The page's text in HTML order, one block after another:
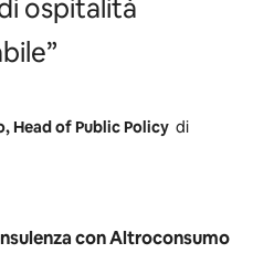
ospitalità
”
Head of Public Policy di
con Altroconsumo